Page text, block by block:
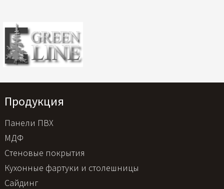
Продукция
Панели ПВХ
МДФ
Стеновые покрытия
Кухонные фартуки и столешницы
Сайдинг